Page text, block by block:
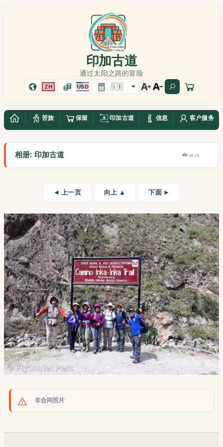
印加古道
通过太阳之路的冒险
ZH USD
苦旅 保留 印加古道 信息 客户服务
相册: 印加古道 46,2K
◄ 上一页 向上 ▲ 下面 ►
非合同照片